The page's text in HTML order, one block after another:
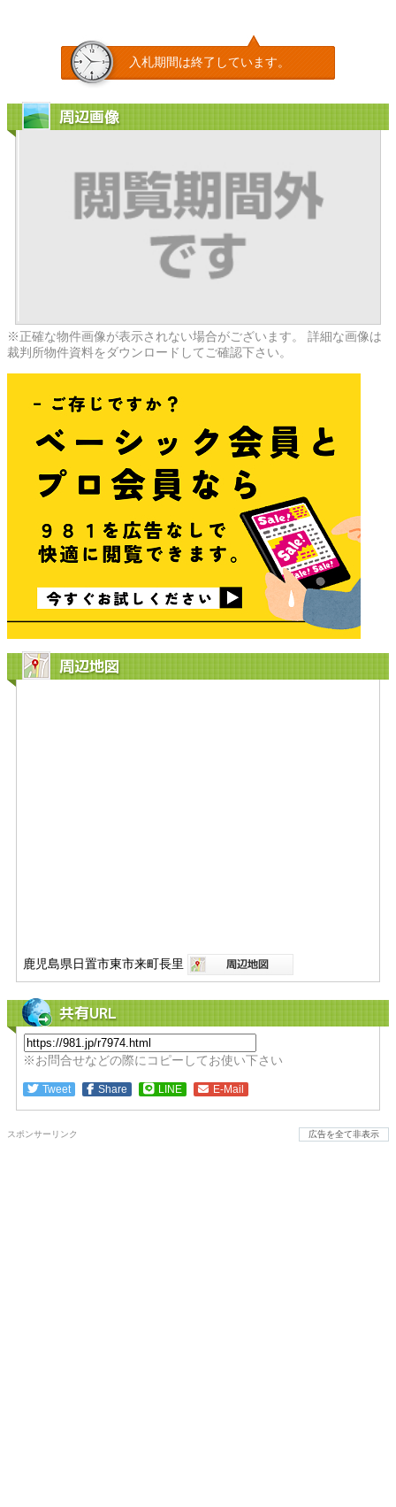
入札期間は終了しています。
周辺画像
※正確な物件画像が表示されない場合がございます。 詳細な画像は
裁判所物件資料をダウンロードしてご確認下さい。
周辺地図
鹿児島県日置市東市来町長里
共有URL
※お問合せなどの際にコピーしてお使い下さい
Tweet Share LINE E-Mail
スポンサーリンク 広告を全て非表示